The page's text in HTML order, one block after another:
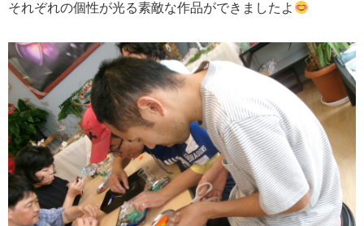
それぞれの個性が光る素敵な作品ができましたよ